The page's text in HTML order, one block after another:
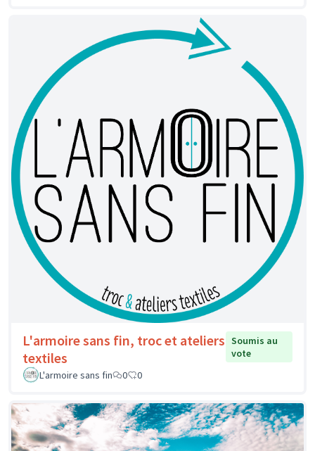
L'armoire sans fin, troc et ateliers
textiles
Soumis au
vote
L'armoire sans fin
0 0